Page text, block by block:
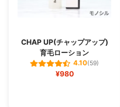
CHAP UP(チャップアップ)
育毛ローション
4.10(59)
¥980